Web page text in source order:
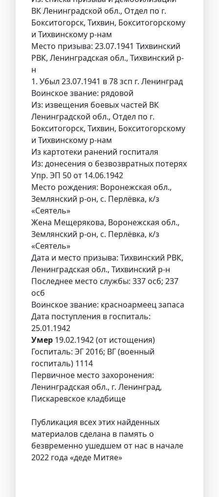
ВК Ленинградской обл., Отдел по г.
Бокситогорск, Тихвин, Бокситогорскому
и Тихвинскому р-нам
Место призыва: 23.07.1941 Тихвинский
РВК, Ленинградская обл., Тихвинский р-
н
1. Убыл 23.07.1941 в 78 зсп г. Ленинград
Воинское звание: рядовой
Из: извещения боевых частей ВК
Ленинградской обл., Отдел по г.
Бокситогорск, Тихвин, Бокситогорскому
и Тихвинскому р-нам
Из картотеки ранений госпиталя
Из: донесения о безвозвратных потерях
Упр. ЭП 50 от 14.06.1942
Место рождения: Воронежская обл.,
Землянский р-он, с. Перлёвка, к/з
«Сеятель»
Жена Мещерякова, Воронежская обл.,
Землянский р-он, с. Перлёвка, к/з
«Сеятель»
Дата и место призыва: Тихвинский РВК,
Ленинградская обл., Тихвинский р-н
Последнее место службы: 337 осб; 237
осб
Воинское звание: красноармеец запаса
Дата поступления в госпиталь:
25.01.1942
Умер 19.02.1942 (от истощения)
Госпиталь: ЭГ 2016; ВГ (военный
госпиталь) 1114
Первичное место захоронения:
Ленинградская обл., г. Ленинград,
Пискаревское кладбище
Публикация всех этих найденных
материалов сделана в память о
безвременно ушедшем от нас в начале
2022 года «деде Митяе»